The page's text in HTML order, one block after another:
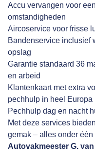
Accu vervangen voor
omstandigheden
Aircoservice voor frisse
Bandenservice inclusief
opslag
Garantie standaard 36
en arbeid
Klantenkaart met extra
pechhulp in heel Europa
Pechhulp dag en nacht
Met deze services
gemak – alles onder één
Autovakmeester G.